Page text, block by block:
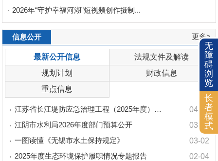
2026年“守护幸福河湖”短视频创作摄制...
信息公开 更多>
最新公开信息
法规文件及解读
规划计划
财政信息
重点信息
江苏省长江堤防应急治理工程（2025年度）无锡市境内工
04-28
江阴市水利局2026年度部门预算公开
03-20
一图读懂《无锡市水土保持规定》
03-02
2025年度生态环境保护履职情况专题报告
02-04
无
障
碍
浏
览
长
者
模
式